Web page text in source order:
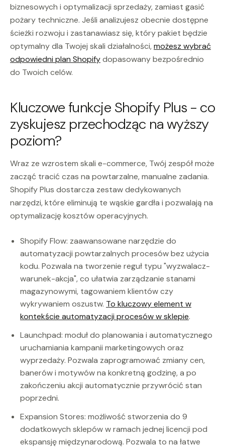
biznesowych i optymalizacji sprzedaży, zamiast gasić
pożary techniczne. Jeśli analizujesz obecnie dostępne
ścieżki rozwoju i zastanawiasz się, który pakiet będzie
optymalny dla Twojej skali działalności,możesz wybrać
odpowiedni plan Shopifydopasowany bezpośrednio
do Twoich celów.
Kluczowe funkcje Shopify Plus - co
zyskujesz przechodząc na wyższy
poziom?
Wraz ze wzrostem skali e-commerce, Twój zespół może
zacząć tracić czas na powtarzalne, manualne zadania.
Shopify Plus dostarcza zestaw dedykowanych
narzędzi, które eliminują te wąskie gardła i pozwalają na
optymalizację kosztów operacyjnych.
Shopify Flow: zaawansowane narzędzie do
automatyzacji powtarzalnych procesów bez użycia
kodu. Pozwala na tworzenie reguł typu "wyzwalacz-
warunek-akcja", co ułatwia zarządzanie stanami
magazynowymi, tagowaniem klientów czy
wykrywaniem oszustw. To kluczowy element w
kontekście automatyzacji procesów w sklepie.
Launchpad: moduł do planowania i automatycznego
uruchamiania kampanii marketingowych oraz
wyprzedaży. Pozwala zaprogramować zmiany cen,
banerów i motywów na konkretną godzinę, a po
zakończeniu akcji automatycznie przywrócić stan
poprzedni.
Expansion Stores: możliwość stworzenia do 9
dodatkowych sklepów w ramach jednej licencji pod
ekspansję międzynarodową. Pozwala to na łatwe